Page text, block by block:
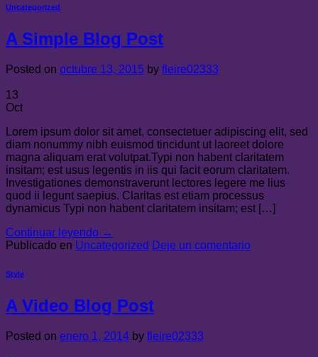
Uncategorized
A Simple Blog Post
Posted on octubre 13, 2015 by fleire02333
13
Oct
Lorem ipsum dolor sit amet, consectetuer adipiscing elit, sed
diam nonummy nibh euismod tincidunt ut laoreet dolore
magna aliquam erat volutpat.Typi non habent claritatem
insitam; est usus legentis in iis qui facit eorum claritatem.
Investigationes demonstraverunt lectores legere me lius
quod ii legunt saepius. Claritas est etiam processus
dynamicus Typi non habent claritatem insitam; est […]
Continuar leyendo →
Publicado en Uncategorized Deje un comentario
Style
A Video Blog Post
Posted on enero 1, 2014 by fleire02333